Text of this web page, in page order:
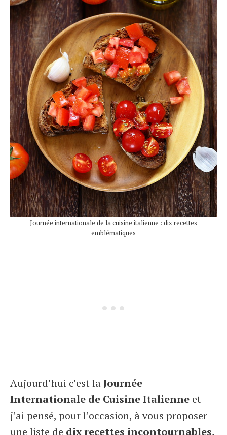
Journée internationale de la cuisine italienne : dix recettes
emblématiques
Aujourd’hui c’est laJournée
Internationale de Cuisine Italienne et
j’ai pensé, pour l’occasion, à vous proposer
une liste de dix recettes incontournables,